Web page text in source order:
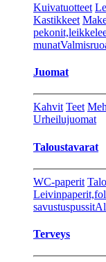
Kuivatuotteet
Kastikkeet
munat
Juomat
Kahvit Teet
Urheilujuomat
Taloustavarat
WC-paperit
savustuspussit
Terveys